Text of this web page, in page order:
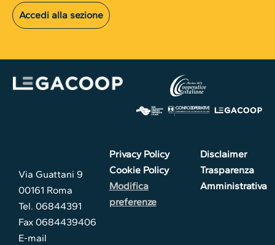
Accedi alla sezione
Via Guattani 9
00161 Roma
Tel. 06844391
Fax 0684439406
E-mail
Privacy Policy
Cookie Policy
Modifica
preferenze
Disclaimer
Trasparenza
Amministrativa